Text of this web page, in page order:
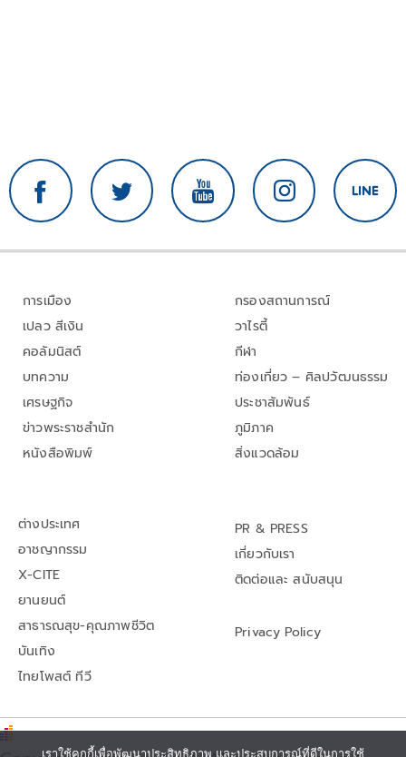
การเมือง
เปลว สีเงิน
คอลัมนิสต์
บทความ
เศรษฐกิจ
ข่าวพระราชสำนัก
หนังสือพิมพ์
กรองสถานการณ์
วาไรตี้
กีฬา
ท่องเที่ยว – ศิลปวัฒนธรรม
ประชาสัมพันธ์
ภูมิภาค
สิ่งแวดล้อม
ต่างประเทศ
อาชญากรรม
X-CITE
ยานยนต์
สาธารณสุข-คุณภาพชีวิต
บันเทิง
ไทยโพสต์ ทีวี
PR & PRESS
เกี่ยวกับเรา
ติดต่อและ สนับสนุน
Privacy Policy
เราใช้คุกกี้เพื่อพัฒนาประสิทธิภาพ และประสบการณ์ที่ดีในการใช้